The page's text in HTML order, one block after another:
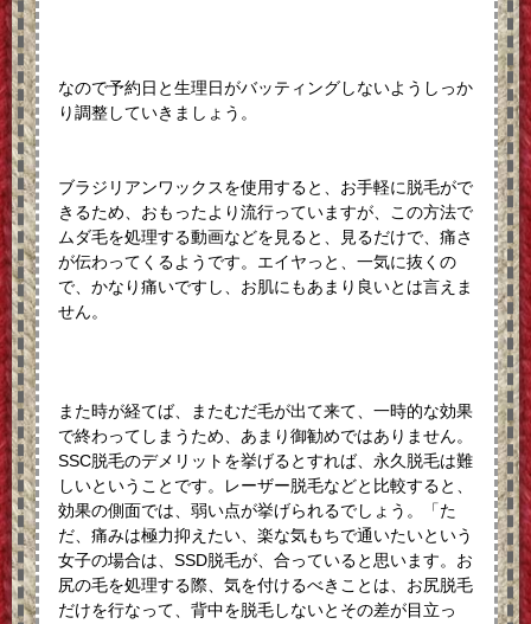
なので予約日と生理日がバッティングしないようしっか
り調整していきましょう。
ブラジリアンワックスを使用すると、お手軽に脱毛がで
きるため、おもったより流行っていますが、この方法で
ムダ毛を処理する動画などを見ると、見るだけで、痛さ
が伝わってくるようです。エイヤっと、一気に抜くの
で、かなり痛いですし、お肌にもあまり良いとは言えま
せん。
また時が経てば、またむだ毛が出て来て、一時的な効果
で終わってしまうため、あまり御勧めではありません。
SSC脱毛のデメリットを挙げるとすれば、永久脱毛は難
しいということです。レーザー脱毛などと比較すると、
効果の側面では、弱い点が挙げられるでしょう。「た
だ、痛みは極力抑えたい、楽な気もちで通いたいという
女子の場合は、SSD脱毛が、合っていると思います。お
尻の毛を処理する際、気を付けるべきことは、お尻脱毛
だけを行なって、背中を脱毛しないとその差が目立っ